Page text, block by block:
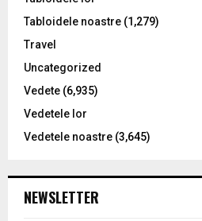
Tabloidele noastre (1,279)
Travel
Uncategorized
Vedete (6,935)
Vedetele lor
Vedetele noastre (3,645)
NEWSLETTER